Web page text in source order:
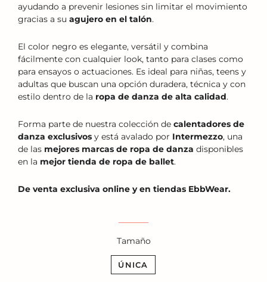
ayudando a prevenir lesiones sin limitar el movimiento
gracias a su agujero en el talón.
El color negro es elegante, versátil y combina
fácilmente con cualquier look, tanto para clases como
para ensayos o actuaciones. Es ideal para niñas, teens y
adultas que buscan una opción duradera, técnica y con
estilo dentro de la ropa de danza de alta calidad.
Forma parte de nuestra colección de calentadores de
danza exclusivos y está avalado por Intermezzo, una
de las mejores marcas de ropa de danza disponibles
en la mejor tienda de ropa de ballet.
De venta exclusiva online y en tiendas EbbWear.
Tamaño
ÚNICA